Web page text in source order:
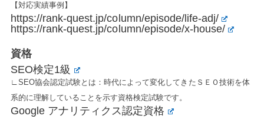
【対応実績事例】
https://rank-quest.jp/column/episode/life-adj/
https://rank-quest.jp/column/episode/x-house/
資格
SEO検定1級
∟SEO協会認定試験とは：時代によって変化してきたＳＥＯ技術を体
系的に理解していることを示す資格検定試験です。
Google アナリティクス認定資格